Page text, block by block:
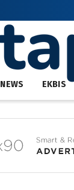
NEWS EKBIS